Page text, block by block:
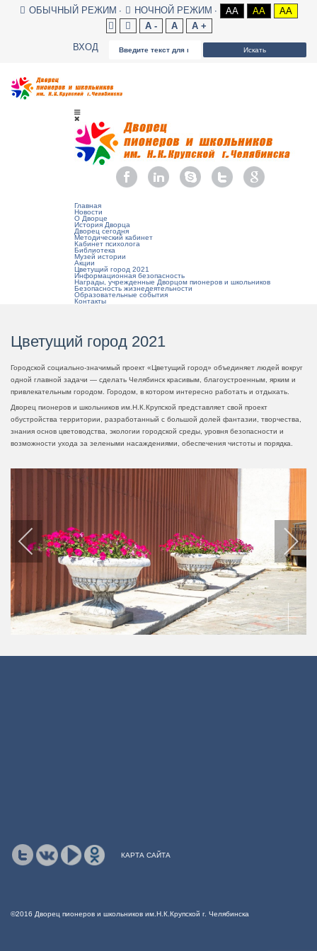
ОБЫЧНЫЙ РЕЖИМ НОЧНОЙ РЕЖИМ AA AA
AA
A -
A A +
Искать
ВХОД
Главная
Новости
О Дворце
История Дворца
Дворец сегодня
Методический кабинет
Кабинет психолога
Библиотека
Музей истории
Акции
Цветущий город 2021
Информационная безопасность
Награды, учрежденные Дворцом пионеров и школьников
Безопасность жизнедеятельности
Образовательные события
Контакты
Цветущий город 2021
Городской социально-значимый проект «Цветущий город» объединяет людей вокруг
одной главной задачи — сделать Челябинск красивым, благоустроенным, ярким и
привлекательным городом. Городом, в котором интересно работать и отдыхать.
Дворец пионеров и школьников им.Н.К.Крупской представляет свой проект
обустройства территории, разработанный с большой долей фантазии, творчества,
знания основ цветоводства, экологии городской среды, уровня безопасности и
возможности ухода за зелеными насаждениями, обеспечения чистоты и порядка.
КАРТА САЙТА
©2016 Дворец пионеров и школьников им.Н.К.Крупской г. Челябинска